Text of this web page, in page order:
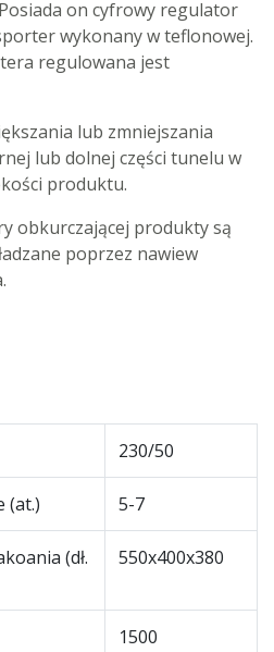
on cyfrowy regulator
wykonany w teflonowej.
regulowana jest
lub zmniejszania
lub dolnej części tunelu w
produktu.
obkurczającej produkty są
poprzez nawiew
230/50
(at.) 5-7
(dł.
550x400x380
1500